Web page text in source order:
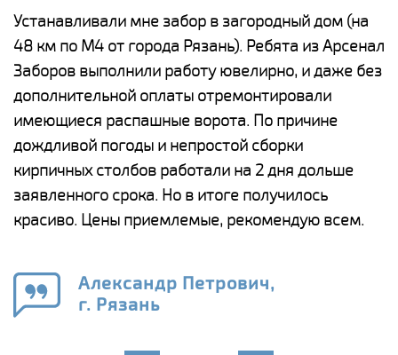
Устанавливали мне забор в загородный дом (на
48 км по М4 от города Рязань). Ребята из Арсенал
Заборов выполнили работу ювелирно, и даже без
дополнительной оплаты отремонтировали
имеющиеся распашные ворота. По причине
дождливой погоды и непростой сборки
кирпичных столбов работали на 2 дня дольше
заявленного срока. Но в итоге получилось
красиво. Цены приемлемые, рекомендую всем.
Александр Петрович,
г. Рязань